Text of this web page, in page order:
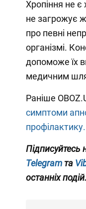
Хропіння не є
не загрожує
про певні
організмі.
допоможе їх
медичним
Раніше
симптоми
профілактику.
Підписуйтесь
Telegram та
останніх подій.